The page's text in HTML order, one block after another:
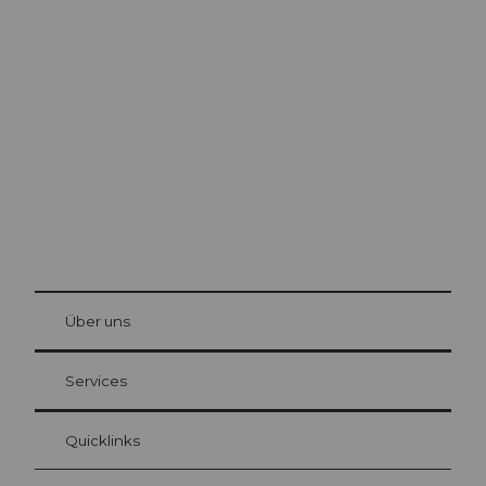
Gästekarte Luzern
Ihre Vorteile als Übernachtungsgast
at Bre
Über uns
Services
Quicklinks